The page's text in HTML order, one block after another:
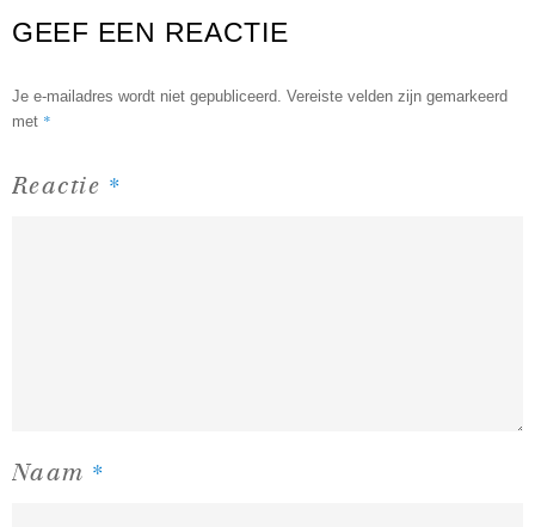
GEEF EEN REACTIE
Je e-mailadres wordt niet gepubliceerd. Vereiste velden zijn gemarkeerd
met *
Reactie *
Naam *